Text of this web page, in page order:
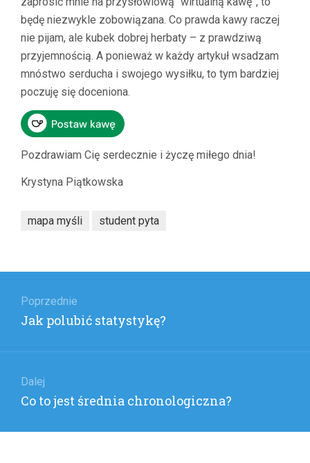
będę niezwykle zobowiązana. Co prawda kawy raczej
nie pijam, ale kubek dobrej herbaty – z prawdziwą
przyjemnością. A ponieważ w każdy artykuł wsadzam
mnóstwo serducha i swojego wysiłku, to tym bardziej
poczuję się doceniona.
Pozdrawiam Cię serdecznie i życzę miłego dnia!
Krystyna Piątkowska
mapa myśli student pyta
wpisu
Poprzednie
Poprzedni
Jak polubić statystykę?
Dalej
Następny
Co to jest średnia chronologiczna?